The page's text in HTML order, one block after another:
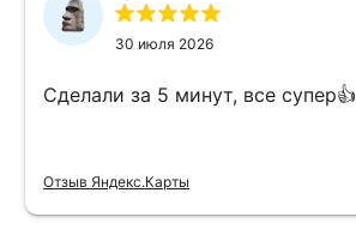
30 июля 2026
Сделали за 5 минут, все супер👍
Отзыв Яндекс.Карты